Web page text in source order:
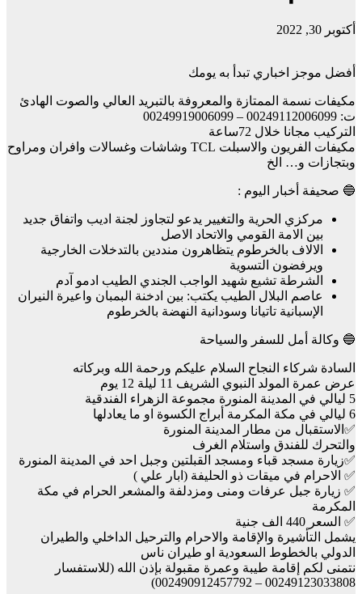
أكتوبر 30, 2022
أفضل موجز اخباري تبدأ به يومك
مكيفات نسمة الممتازة والمعروفة بالتبريد العالي والصوت الهادئ
ت: 00249112006099 – 00249919006099
التركيب مجانا خلال 72ساعة
مكيفات الفريون والاسبلت TCL وشاشات وغسالات وافران ومراوح
وبتجازات و… الخ
🔵 صحيفة أخبار اليوم :
مركزي الحرية والتغيير يدعو لتجاوز لجنة اديب واتفاق جديد
بين الامة القومي والاتحاد الاصل
الالاف بالخرطوم يتظاهرون منددين بالتدخلات الخارجية
ويرفضون التسوية
الشرطة تشيع شهيد الواجب الجندي الطيب ادمو آدم
عاصم البلال الطيب يكتب: بين ادخنة البمبان واعيرة النيران
الإسبانية تاتيانا وسودانية النهضة بالخرطوم
🔵 وكالة أمل للسفر والسياحة
السادة شركاء النجاح السلام عليكم ورحمة الله وبركاته
عرض عمرة المولد النبوي الشريف 11 ليلة 12 يوم
5 ليالي في المدينة المنورة مجموعة الزهراء الفندقية
6 ليالي في مكة المكرمة أبراج الكسوة او ما يعادلها
✅الاستقبال من مطار المدينة المنورة
والتحرك للفندق واستلام الغرف
✅زيارة مسجد قباء ومسجد القبلتين وجبل احد في المدينة المنورة
✅ الاحرام في ميقات ذو الحليفة (ابار علي )
✅ زيارة جبل عرفات ومنى ومزدلفة والمشعر الحرام في مكة
المكرمة
✅ السعر 440 الف جنية
يشمل التأشيرة والإقامة والاحرام والترحيل الداخلي والطيران
الدولي بالخطوط السعودية او طيران ناس
نتمنى لكم إقامة طيبة وعمرة مقبولة بإذن الله (للاستفسار
00249123033808 – 002490912457792)